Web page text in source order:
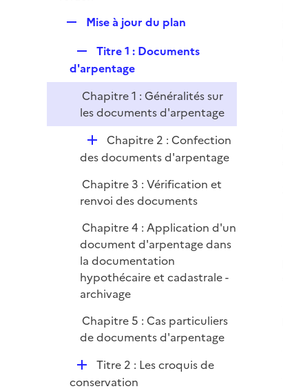
r
p
l
i
e
r
Mise à jour du plan
e
p
l
i
e
r
Titre 1 : Documents
d'arpentage
Chapitre 1 : Généralités sur
les documents d'arpentage
D
é
l
i
e
r
Chapitre 2 : Confection
des documents d'arpentage
Chapitre 3 : Vérification et
renvoi des documents
Chapitre 4 : Application d'un
document d'arpentage dans
la documentation
hypothécaire et cadastrale -
archivage
Chapitre 5 : Cas particuliers
de documents d'arpentage
D
é
Titre 2 : Les croquis de
conservation